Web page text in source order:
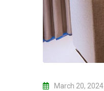
March 20, 2024